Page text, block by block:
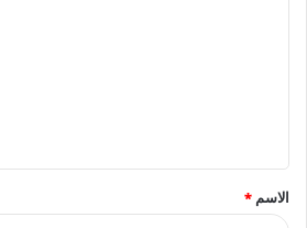
ق
*
الاسم *